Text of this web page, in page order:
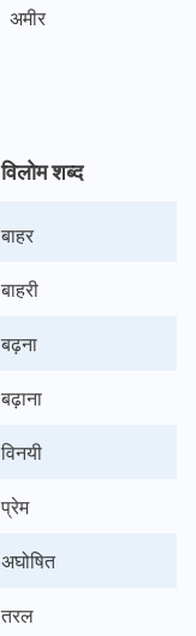
अमीर
विलोम शब्द
बाहर
बाहरी
बढ़ना
बढ़ाना
विनयी
प्रेम
अघोषित
तरल